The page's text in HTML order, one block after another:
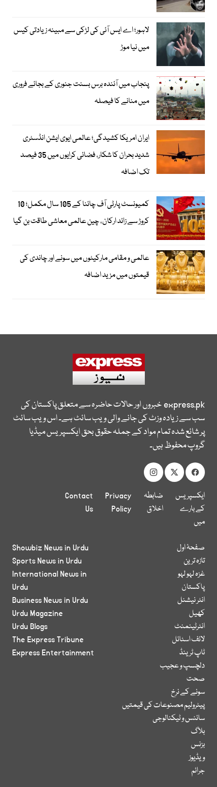
لاہور؛ اے ایس آئی کی لڑکی سے مبینہ زیادتی کیس
میں نیا موڑ
پنجاب میں آئندہ برس بسنت جنوری کے بجائے فروری
میں منانے کا فیصلہ
ایران امریکا کشیدگی؛ عالمی ایوی ایشن انڈسٹری
شدید بحران کا شکار، فضائی کرایوں میں 35 فیصد
تک اضافہ
کمیونسٹ پارٹی آف چائنا کے 105 سال مکمل؛ 10
کروڑ سے زائد ارکان، چین عالمی معاشی طاقت بن گیا
عالمی و مقامی مارکیٹوں میں سونے اور چاندی کی
قیمتوں میں مزید اضافہ
express.pkخبروں اور حالات حاضرہ سے متعلق پاکستان کی
سب سے زیادہ وزٹ کی جانے والی ویب سائٹ ہے۔ اس ویب سائٹ
پر شائع شدہ تمام مواد کے جملہ حقوق بحق ایکسپریس میڈیا
گروپ محفوظ ہیں۔
ایکسپریس
کے بارے
میں
ضابطہ
اخلاق
Privacy
Policy
Contact
Us
صفحۂ اول
تازہ ترین
غزہ لہو لہو
پاکستان
انٹر نیشنل
کھیل
انٹرٹینمنٹ
لائف اسٹائل
ٹاپ ٹرینڈ
دلچسپ و عجیب
صحت
سونے کے نرخ
پیٹرولیم مصنوعات کی قیمتیں
سائنس و ٹیکنالوجی
بلاگ
بزنس
ویڈیوز
جرائم
Showbiz News in Urdu
Sports News in Urdu
International News in
Urdu
Business News in Urdu
Urdu Magazine
Urdu Blogs
The Express Tribune
Express Entertainment